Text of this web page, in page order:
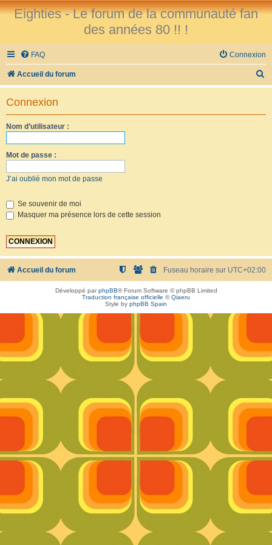
Eighties - Le forum de la communauté fan
des années 80 !! !
FAQ Connexion
Accueil du forum
e
Connexion
Nom d’utilisateur :
Mot de passe :
J’ai oublié mon mot de passe
Se souvenir de moi
Masquer ma présence lors de cette session
Accueil du forum Fuseau horaire sur UTC+02:00
Développé parphpBB® Forum Software © phpBB Limited
Traduction française officielle ©Qiaeru
Style by phpBB Spain